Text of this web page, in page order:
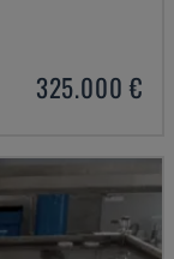
325.000 €